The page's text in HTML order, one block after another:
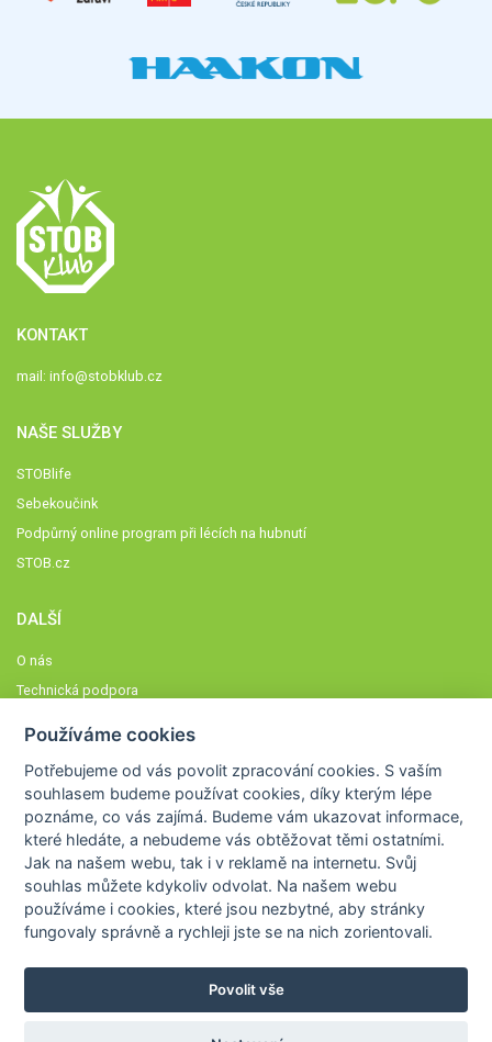
KONTAKT
mail: info@stobklub.cz
NAŠE SLUŽBY
STOBlife
Sebekoučink
Podpůrný online program při lécích na hubnutí
STOB.cz
DALŠÍ
O nás
Technická podpora
Členové STOBklubu
Zásady nakládání s osobními údaji
Otestujte se
Spočítejte si
Výzva 52
Používáme cookies
Potřebujeme od vás povolit zpracování cookies. S vaším
souhlasem budeme používat cookies, díky kterým lépe
poznáme,co vás zajímá. Budeme vám ukazovat informace,
které hledáte, a nebudeme vás obtěžovat těmi ostatními.
Jak na našem webu, tak i v reklamě na internetu. Svůj
souhlas můžete kdykoliv odvolat. Na našem webu
používáme i cookies, které jsou nezbytné, aby stránky
fungovaly správně a rychleji jste se na nich zorientovali.
Povolit vše